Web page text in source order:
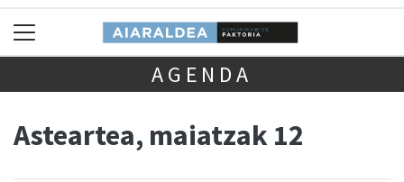
AGENDA
Asteartea, maiatzak 12